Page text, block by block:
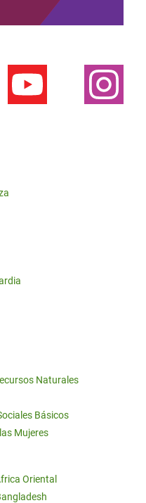
Naturales
Básicos
Mujeres
Oriental